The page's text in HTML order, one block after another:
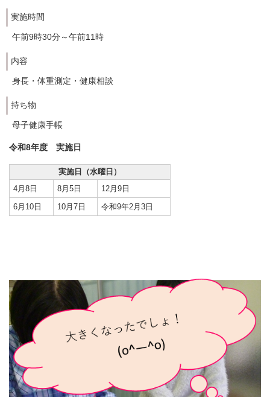
実施時間
午前9時30分～午前11時
内容
身長・体重測定・健康相談
持ち物
母子健康手帳
令和8年度 実施日
実施日（水曜日）
4月8日
8月5日
12月9日
6月10日
10月7日 令和9年2月3日